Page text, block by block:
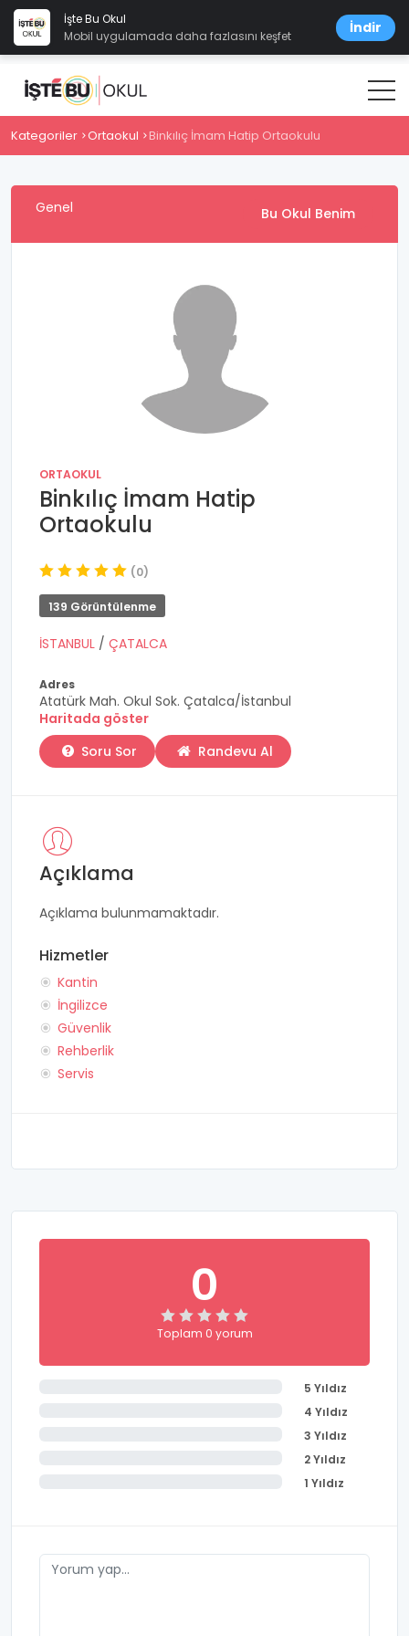
İşte Bu Okul
Mobil uygulamada daha fazlasını keşfet
İndir
Kategoriler Ortaokul Binkılıç İmam Hatip Ortaokulu
Genel Bu Okul Benim
ORTAOKUL
Binkılıç İmam Hatip
Ortaokulu
(0)
139 Görüntülenme
İSTANBUL / ÇATALCA
Adres
Atatürk Mah. Okul Sok. Çatalca/İstanbul
Haritada göster
Soru Sor
Randevu Al
Açıklama
Açıklama bulunmamaktadır.
Hizmetler
Kantin
İngilizce
Güvenlik
Rehberlik
Servis
0
Toplam 0 yorum
5 Yıldız
4 Yıldız
3 Yıldız
2 Yıldız
1 Yıldız